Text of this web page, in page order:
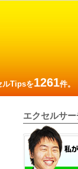
ルTipsを1261件。
エクセルサ